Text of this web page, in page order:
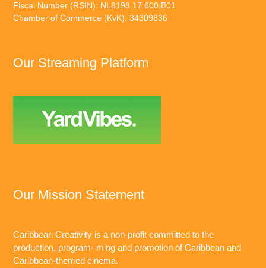
Fiscal Number (RSIN): NL8198.17.600.B01
Chamber of Commerce (KvK): 34309836
Our Streaming Platform
Our Mission Statement
Caribbean Creativity is a non-profit committed to the
production, program- ming and promotion of Caribbean and
Caribbean-themed cinema.